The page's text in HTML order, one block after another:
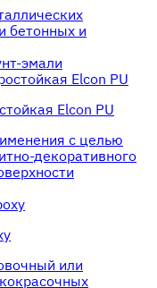
бетонных и
эмали
Elcon PU
с целью
декоративного
или